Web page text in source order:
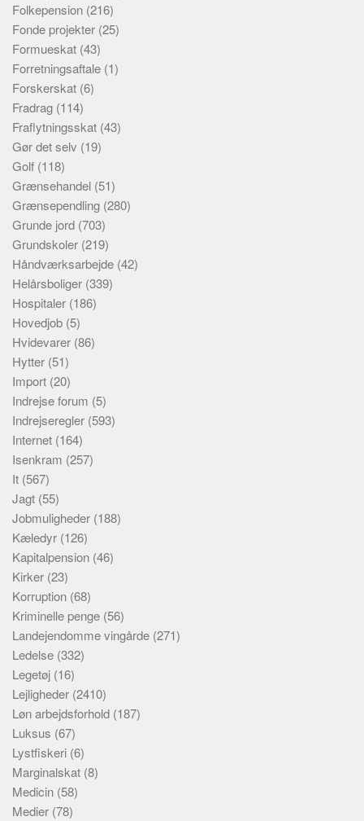
Folkepension (216)
Fonde projekter (25)
Formueskat (43)
Forretningsaftale (1)
Forskerskat (6)
Fradrag (114)
Fraflytningsskat (43)
Gør det selv (19)
Golf (118)
Grænsehandel (51)
Grænsependling (280)
Grunde jord (703)
Grundskoler (219)
Håndværksarbejde (42)
Helårsboliger (339)
Hospitaler (186)
Hovedjob (5)
Hvidevarer (86)
Hytter (51)
Import (20)
Indrejse forum (5)
Indrejseregler (593)
Internet (164)
Isenkram (257)
It (567)
Jagt (55)
Jobmuligheder (188)
Kæledyr (126)
Kapitalpension (46)
Kirker (23)
Korruption (68)
Kriminelle penge (56)
Landejendomme vingårde (271)
Ledelse (332)
Legetøj (16)
Lejligheder (2410)
Løn arbejdsforhold (187)
Luksus (67)
Lystfiskeri (6)
Marginalskat (8)
Medicin (58)
Medier (78)